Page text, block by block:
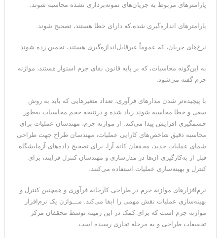
پارامترهای مربوط به جریان‌های نمونه‌برداری نشده محاسبه شوند.
پارامترهای اندازه‌گیری شده،که دارای خطا هستند، تصحیح شوند.
نرخ‌های جریان، که عموماً غیرقابل‌اندازه‌گیری هستند، تخمین زده شوند.
به این‌گونه محاسبات، که بر پایه قانون بقای جرم استوار هستند، موازنه
جرم گفته می‌شود.
با پیچیده‌تر شدن مدارهای فرآوری، تعداد متغیرهایی که باید به روش
سعی و خطا محاسبه شوند زیاد شده و درنتیجه حجم محاسبات به‌طور
چشمگیری افزایش پیدا می‌کند. از موازنه جرم، مهندسان عملیات برای
محاسبه دقیق شاخص‌های کارایی عملیات، مهندسان طراح جهت طراحی
شمای عملیات جدید، محققان کانه آرا، برای تصحیح داده‌های آزمایشگاه
قبل از به‌کارگیری آن‌ها در مدل‌سازی و مهندسان کنترل فرآیند، برای
کنترل و بهینه‌سازی عملیات استفاده می‌کنند.
نرم‌افزارهای موازنه جرم در طراحی کارخانه فرآوری و همچنین کنترل و
بهینه‌سازی عملیات نقش مهمی را ایفا می‌کند. مـــوازن یک نرم‌افزار
موازنه جرم است که برای کمک در این زمینه توسط محققان مرکز
تحقیقات طراحی و به مرحله تجاری رسیده است.